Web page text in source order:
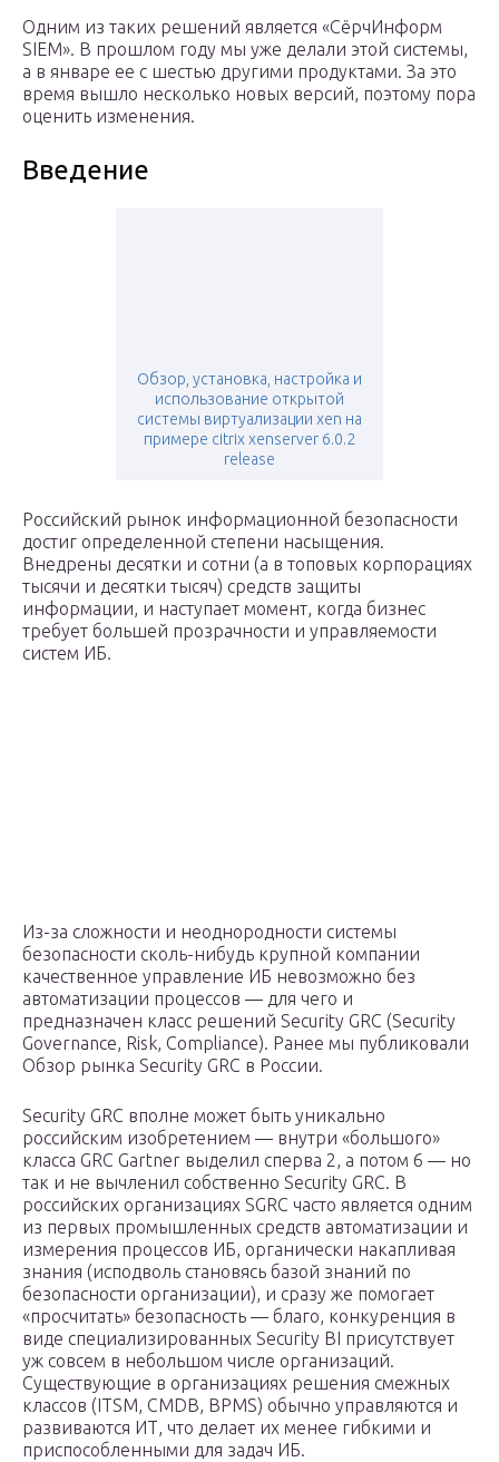
Одним из таких решений является «СёрчИнформ
SIEM». В прошлом году мы уже делали этой системы,
а в январе ее с шестью другими продуктами. За это
время вышло несколько новых версий, поэтому пора
оценить изменения.
Введение
Обзор, установка, настройка и
использование открытой
системы виртуализации xen на
примере citrix xenserver 6.0.2
release
Российский рынок информационной безопасности
достиг определенной степени насыщения.
Внедрены десятки и сотни (а в топовых корпорациях
тысячи и десятки тысяч) средств защиты
информации, и наступает момент, когда бизнес
требует большей прозрачности и управляемости
систем ИБ.
Из-за сложности и неоднородности системы
безопасности сколь-нибудь крупной компании
качественное управление ИБ невозможно без
автоматизации процессов — для чего и
предназначен класс решений Security GRC (Security
Governance, Risk, Compliance). Ранее мы публиковали
Обзор рынка Security GRC в России.
Security GRC вполне может быть уникально
российским изобретением — внутри «большого»
класса GRC Gartner выделил сперва 2, а потом 6 — но
так и не вычленил собственно Security GRC. В
российских организациях SGRC часто является одним
из первых промышленных средств автоматизации и
измерения процессов ИБ, органически накапливая
знания (исподволь становясь базой знаний по
безопасности организации), и сразу же помогает
«просчитать» безопасность — благо, конкуренция в
виде специализированных Security BI присутствует
уж совсем в небольшом числе организаций.
Существующие в организациях решения смежных
классов (ITSM, CMDB, BPMS) обычно управляются и
развиваются ИТ, что делает их менее гибкими и
приспособленными для задач ИБ.